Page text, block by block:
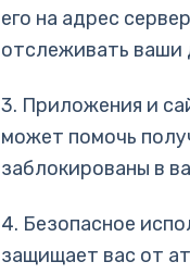
его на адрес
отслеживать ваши
3. Приложения и
может помочь
заблокированы в
4. Безопасное
защищает вас от